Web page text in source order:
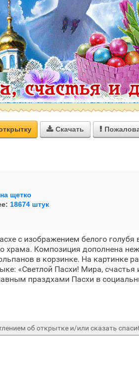
 Скачать 
щетко
18674 штук
с изображением белого голубя
храма. Композиция дополнена
в корзинке. На картинке
«Светлой Пасхи! Мира,
праздхами Пасхи в
об открытке и/или сказать